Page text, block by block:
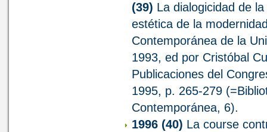
(39) La dialogicidad de
estética de la
Contemporánea de la
1993, ed por Cristóbal
Publicaciones del
1995, p. 265-279
Contemporánea, 6).
1996 (40) La course